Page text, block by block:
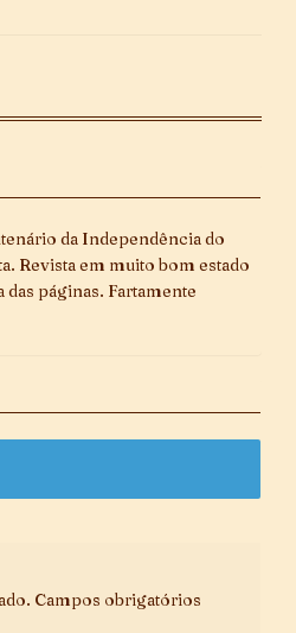
da Independência do
Revista em muito bom estado
páginas. Fartamente
Campos obrigatórios